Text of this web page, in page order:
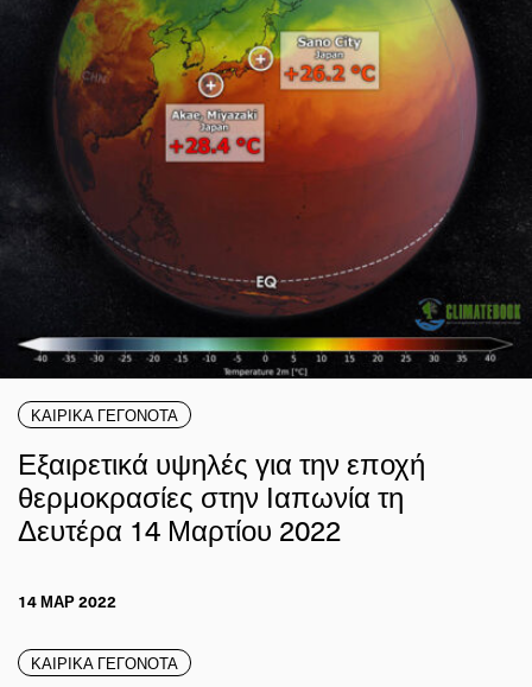
ΚΑΙΡΙΚΑ ΓΕΓΟΝΟΤΑ
Εξαιρετικά υψηλές για την εποχή
θερμοκρασίες στην Ιαπωνία τη
Δευτέρα 14 Μαρτίου 2022
14 ΜΑΡ 2022
ΚΑΙΡΙΚΑ ΓΕΓΟΝΟΤΑ